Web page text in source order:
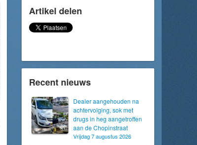
Artikel delen
Recent nieuws
Dealer aangehouden na
achtervolging, sok met
drugs in heg aangetroffen
aan de Chopinstraat
Vrijdag 7 augustus 2026